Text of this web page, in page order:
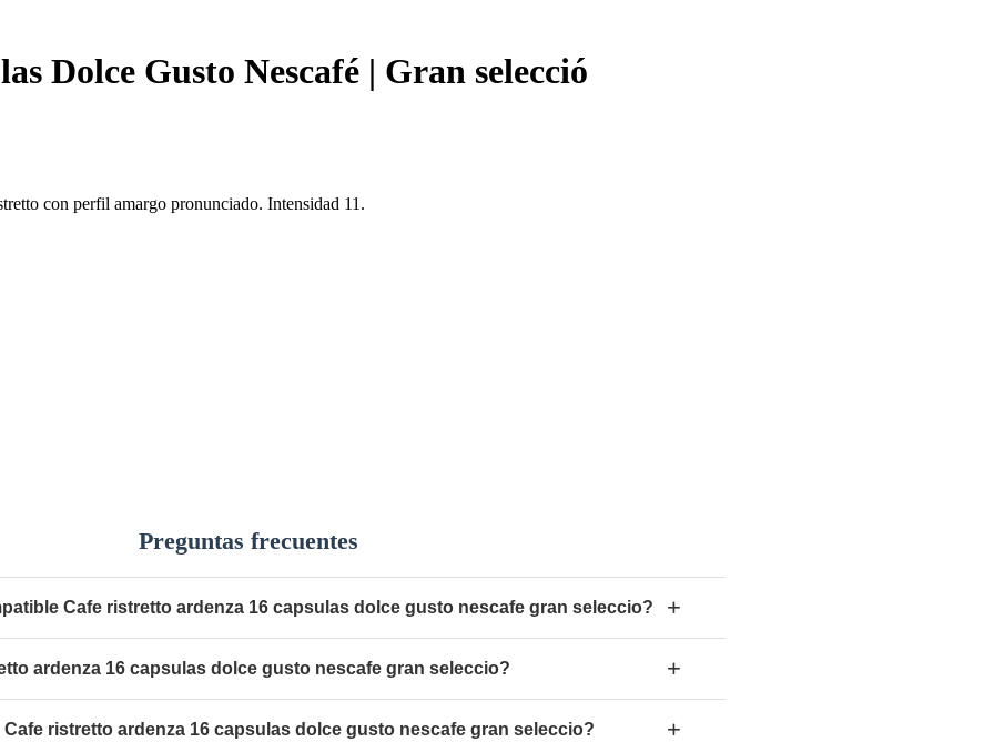
Dolce Gusto Nescafé | Gran selecció
con perfil amargo pronunciado. Intensidad 11.
Preguntas frecuentes
Cafe ristretto ardenza 16 capsulas dolce gusto nescafe gran seleccio? +
ardenza 16 capsulas dolce gusto nescafe gran seleccio? +
ristretto ardenza 16 capsulas dolce gusto nescafe gran seleccio? +